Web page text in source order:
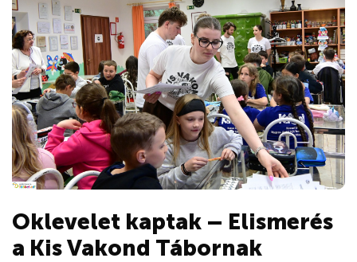
Oklevelet kaptak – Elismerés
a Kis Vakond Tábornak